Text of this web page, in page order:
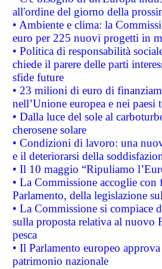
all'ordine del giorno della
• Ambiente e clima: la
euro per 225 nuovi progetti in
• Politica di responsabilità
chiede il parere delle parti
sfide future
• 23 milioni di euro di
nell’Unione europea e nei paesi
• Dalla luce del sole al
cherosene solare
• Condizioni di lavoro: una
e il deteriorarsi della
• Il 10 maggio “Ripuliamo
• La Commissione accoglie
Parlamento, della legislazione
• La Commissione si compiace
sulla proposta relativa al nuovo
pesca
• Il Parlamento europeo
patrimonio nazionale